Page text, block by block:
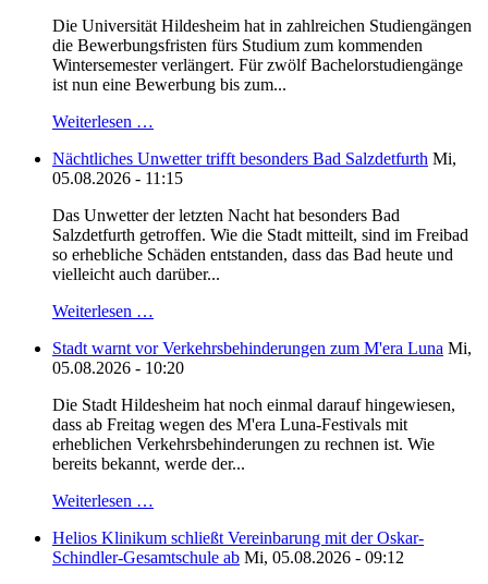
Die Universität Hildesheim hat in zahlreichen Studiengängen
die Bewerbungsfristen fürs Studium zum kommenden
Wintersemester verlängert. Für zwölf Bachelorstudiengänge
ist nun eine Bewerbung bis zum...
Weiterlesen …
Nächtliches Unwetter trifft besonders Bad Salzdetfurth Mi,
05.08.2026 - 11:15
Das Unwetter der letzten Nacht hat besonders Bad
Salzdetfurth getroffen. Wie die Stadt mitteilt, sind im Freibad
so erhebliche Schäden entstanden, dass das Bad heute und
vielleicht auch darüber...
Weiterlesen …
Stadt warnt vor Verkehrsbehinderungen zum M'era Luna Mi,
05.08.2026 - 10:20
Die Stadt Hildesheim hat noch einmal darauf hingewiesen,
dass ab Freitag wegen des M'era Luna-Festivals mit
erheblichen Verkehrsbehinderungen zu rechnen ist. Wie
bereits bekannt, werde der...
Weiterlesen …
Helios Klinikum schließt Vereinbarung mit der Oskar-
Schindler-Gesamtschule ab Mi, 05.08.2026 - 09:12